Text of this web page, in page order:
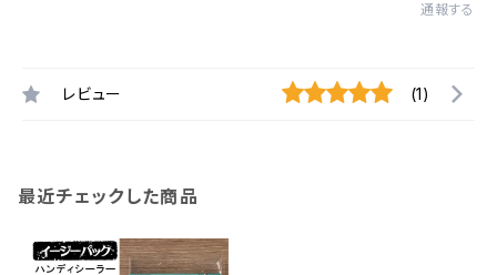
通報する
レビュー (1)
最近チェックした商品